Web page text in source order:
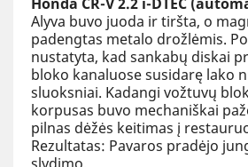
Alyva buvo juoda ir tiršta, o
padengtas metalo drožlėmis.
nustatyta, kad sankabų diskai
bloko kanaluose susidarę lako
sluoksniai. Kadangi vožtuvų
korpusas buvo mechaniškai
pilnas dėžės keitimas į
Rezultatas: Pavaros pradėjo